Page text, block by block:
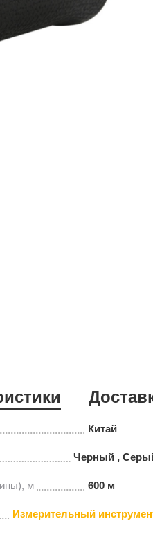
Китай
Черный ,
м 600 м
Измерительный